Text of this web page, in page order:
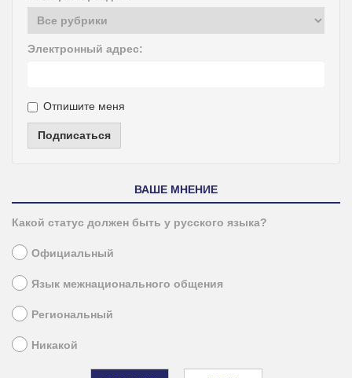
Электронный адрес:
Отпишите меня
Подписаться
ВАШЕ МНЕНИЕ
Какой статус должен быть у русского языка?
Официальный
Язык межнационального общения
Региональный
Никакой